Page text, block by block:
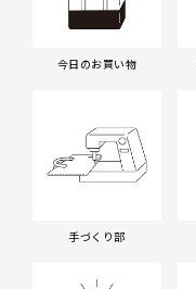
今日のお買い物
手づくり部